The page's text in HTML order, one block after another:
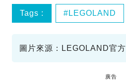
Tags : LEGOLAND
圖片來源：LEGOLAND官方
廣告